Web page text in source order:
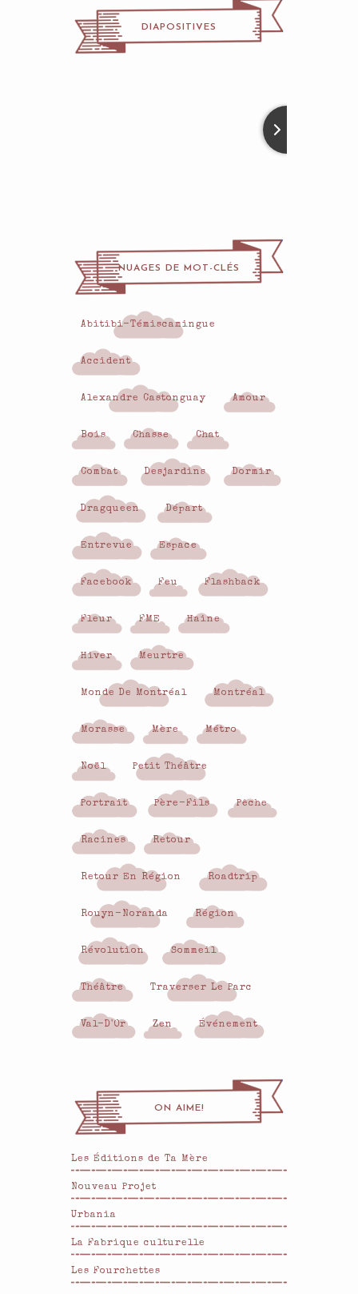
DIAPOSITIVES
NUAGES DE MOT-CLÉS
Abitibi-Témiscamingue
Accident
Alexandre Castonguay Amour
Bois Chasse Chat
Combat Desjardins Dormir
Dragqueen Départ
Entrevue Espace
Facebook Feu Flashback
Fleur FME Haine
Hiver Meurtre
Monde De Montréal Montréal
Morasse Mère Métro
Noël Petit Théâtre
Portrait Père-Fils Pêche
Racines Retour
Retour En Région Roadtrip
Rouyn-Noranda Région
Révolution Sommeil
Théâtre Traverser Le Parc
Val-D'Or Zen Événement
ON AIME!
Les Éditions de Ta Mère
Nouveau Projet
Urbania
La Fabrique culturelle
Les Fourchettes